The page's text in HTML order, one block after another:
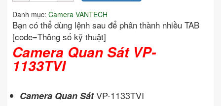
Danh mục: Camera VANTECH
Bạn có thể dùng lệnh sau để phân thành nhiều TAB
[code=Thông số kỹ thuật]
Camera Quan Sát VP-
1133TVI
Camera Quan SátVP-1133TVI